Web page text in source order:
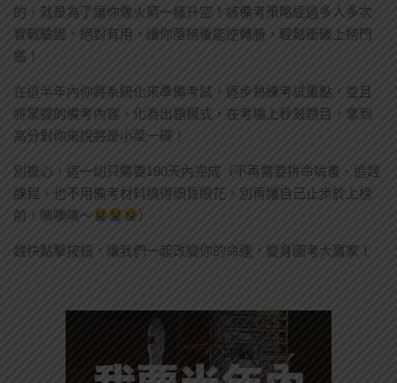
的，就是為了讓你像火箭一樣升空！該備考策略經過多人多次
實戰驗證，絕對有用，讓你落榜後能逆轉勝，輕鬆衝破上榜門
檻！
在這半年內你將系統化來準備考試，逐步熟練考試重點，並且
將掌握的備考內容，化為出題模式，在考場上秒殺題目，拿到
高分對你來說將是小菜一碟！
別擔心，這一切只需要180天內完成（不再需要拼命啃書、追趕
課程，也不用備考材料搞得頭昏眼花，別再讓自己止步於上榜
前，噢噢噢～
）
趕快點擊按鈕，讓我們一起改變你的命運，變身國考大贏家！